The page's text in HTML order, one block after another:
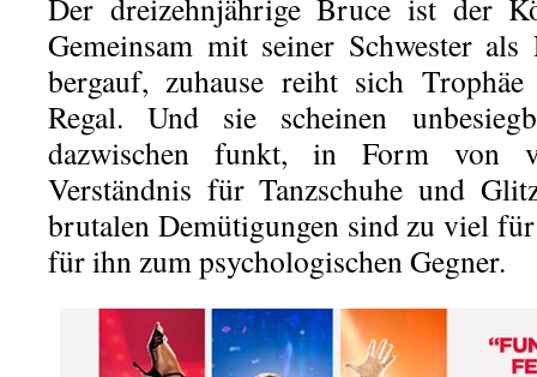
Der dreizehnjährige Bruce ist der
Gemeinsam mit seiner Schwester
bergauf, zuhause reiht sich
Regal. Und sie scheinen
dazwischen funkt, in Form von
Verständnis für Tanzschuhe und
brutalen Demütigungen sind zu viel
für ihn zum psychologischen Gegner.